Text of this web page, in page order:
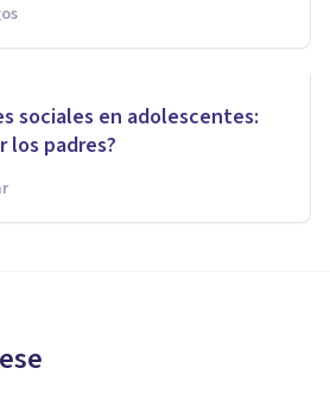
sociales en adolescentes:
los padres?